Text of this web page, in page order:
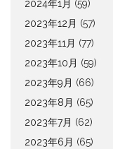
2024年1月 (59)
2023年12月 (57)
2023年11月 (77)
2023年10月 (59)
2023年9月 (66)
2023年8月 (65)
2023年7月 (62)
2023年6月 (65)